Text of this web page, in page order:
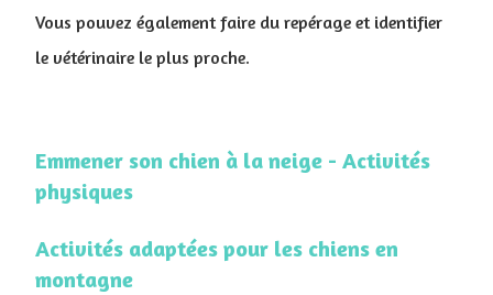
Vous pouvez également faire du repérage et identifier
le vétérinaire le plus proche.
Emmener son chien à la neige - Activités
physiques
Activités adaptées pour les chiens en
montagne